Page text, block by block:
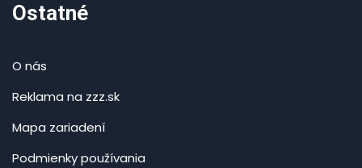
Ostatné
O nás
Reklama na zzz.sk
Mapa zariadení
Podmienky používania